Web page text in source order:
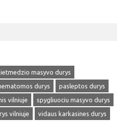
masyvo durys
durys
pasleptos durys
vilniuje
spygliuociu masyvo durys
vilniuje
vidaus karkasines durys